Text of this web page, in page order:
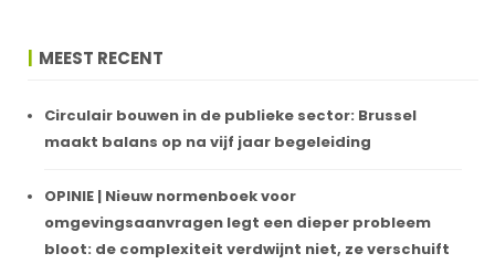
MEEST RECENT
Circulair bouwen in de publieke sector: Brussel
maakt balans op na vijf jaar begeleiding
OPINIE | Nieuw normenboek voor
omgevingsaanvragen legt een dieper probleem
bloot: de complexiteit verdwijnt niet, ze verschuift